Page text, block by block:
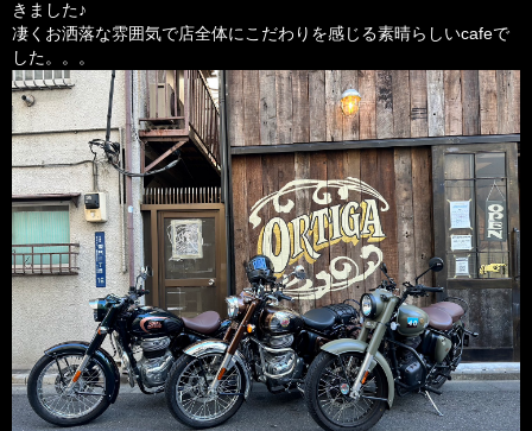
きました♪
凄くお洒落な雰囲気で店全体にこだわりを感じる素晴らしいcafeで
した。。。